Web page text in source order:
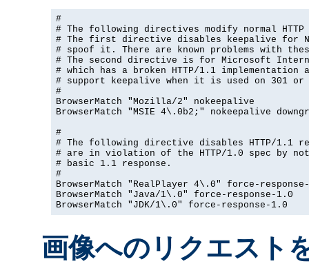
#
# The following directives modify normal HTTP
# The first directive disables keepalive for
# spoof it. There are known problems with
# The second directive is for Microsoft
# which has a broken HTTP/1.1 implementation
# support keepalive when it is used on 301
#
BrowserMatch "Mozilla/2" nokeepalive
BrowserMatch "MSIE 4\.0b2;" nokeepalive
#
# The following directive disables HTTP/1.1
# are in violation of the HTTP/1.0 spec by
# basic 1.1 response.
#
BrowserMatch "RealPlayer 4\.0" force-
BrowserMatch "Java/1\.0" force-response-1.0
BrowserMatch "JDK/1\.0" force-response-1.0
画像へのリクエスト